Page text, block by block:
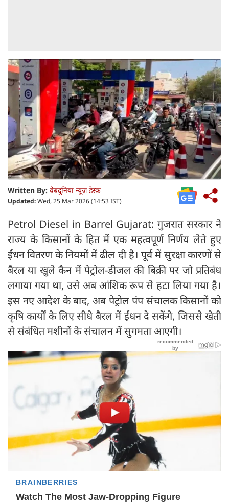
Written By: वेबदुनिया न्यूज डेस्क
Updated:Wed, 25 Mar 2026 (14:53 IST)
Petrol Diesel in Barrel Gujarat: गुजरात सरकार ने
राज्य के किसानों के हित में एक महत्वपूर्ण निर्णय लेते हुए
ईंधन वितरण के नियमों में ढील दी है। पूर्व में सुरक्षा कारणों से
बैरल या खुले कैन में पेट्रोल-डीजल की बिक्री पर जो प्रतिबंध
लगाया गया था, उसे अब आंशिक रूप से हटा लिया गया है।
इस नए आदेश के बाद, अब पेट्रोल पंप संचालक किसानों को
कृषि कार्यों के लिए सीधे बैरल में ईंधन दे सकेंगे, जिससे खेती
से संबंधित मशीनों के संचालन में सुगमता आएगी।